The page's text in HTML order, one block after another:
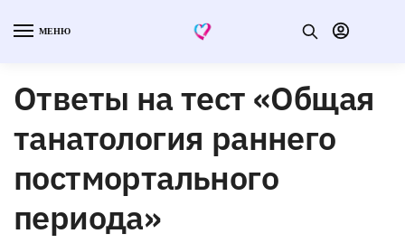
МЕНЮ
Ответы на тест «Общая
танатология раннего
постмортального
периода»